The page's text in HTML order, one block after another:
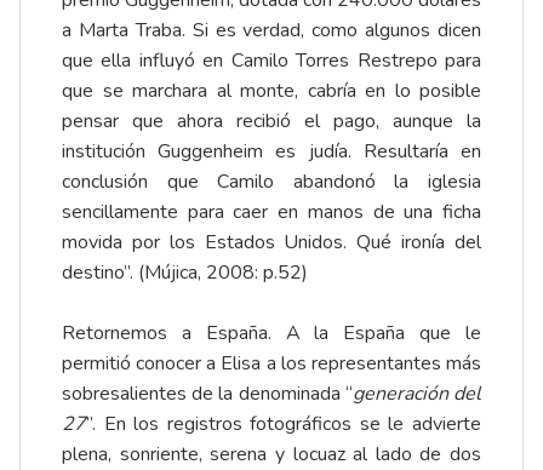
a Marta Traba. Si es verdad, como algunos dicen
que ella influyó en Camilo Torres Restrepo para
que se marchara al monte, cabría en lo posible
pensar que ahora recibió el pago, aunque la
institución Guggenheim es judía. Resultaría en
conclusión que Camilo abandonó la iglesia
sencillamente para caer en manos de una ficha
movida por los Estados Unidos. Qué ironía del
destino”. (Mújica, 2008: p.52)
Retornemos a España. A la España que le
permitió conocer a Elisa a los representantes más
sobresalientes de la denominada “generación del
27”. En los registros fotográficos se le advierte
plena, sonriente, serena y locuaz al lado de dos